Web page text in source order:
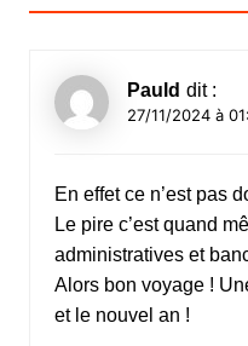
Pauld dit :
27/11/2024 à
En effet ce n’est pas
Le pire c’est quand
administratives et
Alors bon voyage !
et le nouvel an !